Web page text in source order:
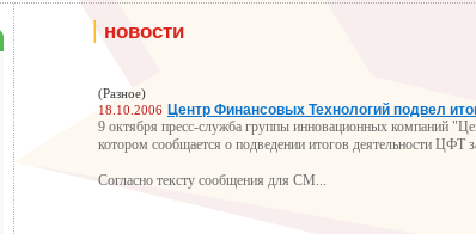
| новости
(Разное)
18.10.2006 Центр Финансовых Технологий подвел
9 октября пресс-служба группы инновационных компаний
котором сообщается о подведении итогов деятельности ЦФТ
Согласно тексту сообщения для СМ...